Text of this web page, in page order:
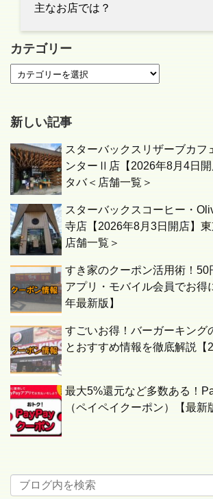
主なお店では？
カテゴリー
新しい記事
スターバックスリザーブカフ
ンターⅡ店【2026年8月4日
タバ＜店舗一覧＞
スターバックスコーヒー・
寺店【2026年8月3日開店】
店舗一覧＞
すき家のクーポン活用術！50
アプリ・モバイル会員でお得
年最新版】
すごいお得！バーガーキング
とおすすめ情報を徹底解説【
最大5%還元など多数ある！
（ペイペイクーポン）【最新